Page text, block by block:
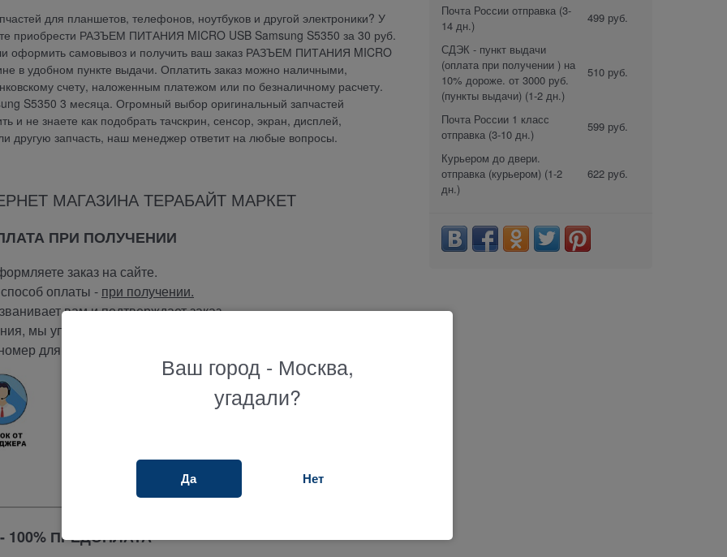
для планшетов, телефонов, ноутбуков и другой электроники? У
приобрести РАЗЪЕМ ПИТАНИЯ MICRO USB Samsung S5350 за 30 руб.
оформить самовывоз и получить ваш заказ РАЗЪЕМ ПИТАНИЯ MICRO
в удобном пункте выдачи. Оплатить заказ можно наличными,
счету, наложенным платежом или по безналичному расчету.
S5350 3 месяца. Огромный выбор оригинальный запчастей
и не знаете как подобрать тачскрин, сенсор, экран, дисплей,
другую запчасть, наш менеджер ответит на любые вопросы.
МАГАЗИНА ТЕРАБАЙТ МАРКЕТ
ПРИ ПОЛУЧЕНИИ
заказ на сайте.
оплаты - при получении.
вам и подтверждает заказ.
мы упакуем и отправим ваш заказ.
для отслеживания вашего заказа.
100% ПРЕДОПЛАТА
Почта России отправка (3-
14 дн.)
499 руб.
СДЭК - пункт выдачи
(оплата при получении ) на
10% дороже. от 3000 руб.
(пункты выдачи) (1-2 дн.)
510 руб.
Почта России 1 класс
отправка (3-10 дн.)
599 руб.
Курьером до двери.
отправка (курьером) (1-2
дн.)
622 руб.
Ваш город - Москва,
угадали?
Да Нет